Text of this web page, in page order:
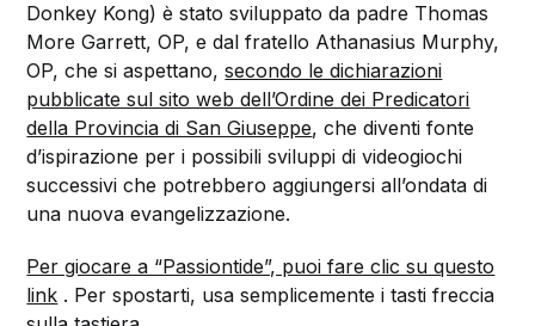
Donkey Kong) è stato sviluppato da padre Thomas
More Garrett, OP, e dal fratello Athanasius Murphy,
OP, che si aspettano,secondo le dichiarazioni
pubblicate sul sito web dell’Ordine dei Predicatori
della Provincia di San Giuseppe, che diventi fonte
d’ispirazione per i possibili sviluppi di videogiochi
successivi che potrebbero aggiungersi all’ondata di
una nuova evangelizzazione.
Per giocare a “Passiontide”, puoi fare clic su questo
link . Per spostarti, usa semplicemente i tasti freccia